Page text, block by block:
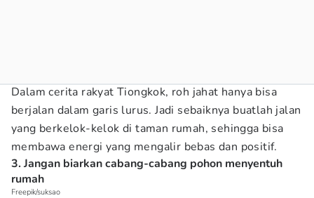
Dalam cerita rakyat Tiongkok, roh jahat hanya bisa
berjalan dalam garis lurus. Jadi sebaiknya buatlah jalan
yang berkelok-kelok di taman rumah, sehingga bisa
membawa energi yang mengalir bebas dan positif.
3. Jangan biarkan cabang-cabang pohon menyentuh
rumah
Freepik/suksao